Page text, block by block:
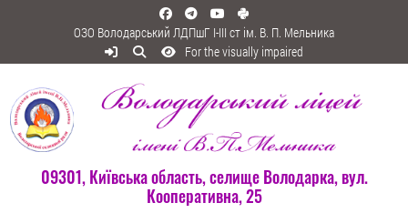
ОЗО Володарський ЛДПшГ I-III ст ім. В. П. Мельника
For the visually impaired
09301, Київська область, селище Володарка, вул.
Кооперативна, 25